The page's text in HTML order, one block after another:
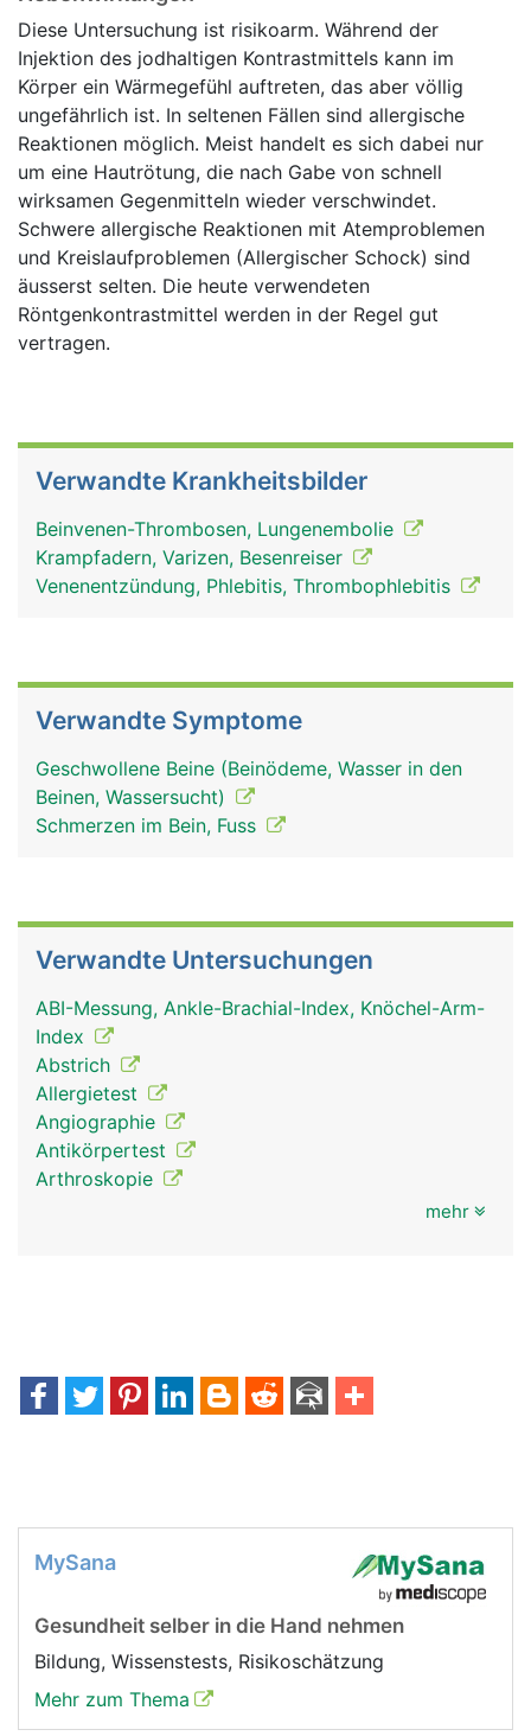
Diese Untersuchung ist risikoarm. Während der
Injektion des jodhaltigen Kontrastmittels kann im
Körper ein Wärmegefühl auftreten, das aber völlig
ungefährlich ist. In seltenen Fällen sind allergische
Reaktionen möglich. Meist handelt es sich dabei nur
um eine Hautrötung, die nach Gabe von schnell
wirksamen Gegenmitteln wieder verschwindet.
Schwere allergische Reaktionen mit Atemproblemen
und Kreislaufproblemen (Allergischer Schock) sind
äusserst selten. Die heute verwendeten
Röntgenkontrastmittel werden in der Regel gut
vertragen.
Verwandte Krankheitsbilder
Beinvenen-Thrombosen, Lungenembolie
Krampfadern, Varizen, Besenreiser
Venenentzündung, Phlebitis, Thrombophlebitis
Verwandte Symptome
Geschwollene Beine (Beinödeme, Wasser in den
Beinen, Wassersucht)
Schmerzen im Bein, Fuss
Verwandte Untersuchungen
ABI-Messung, Ankle-Brachial-Index, Knöchel-Arm-
Index
Abstrich
Allergietest
Angiographie
Antikörpertest
Arthroskopie
mehr
MySana
Gesundheit selber in die Hand nehmen
Bildung, Wissenstests, Risikoschätzung
Mehr zum Thema